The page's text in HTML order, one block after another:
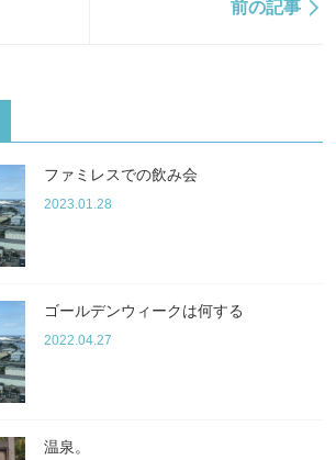
前の記事
ファミレスでの飲み会
2023.01.28
ゴールデンウィークは何する
2022.04.27
温泉。